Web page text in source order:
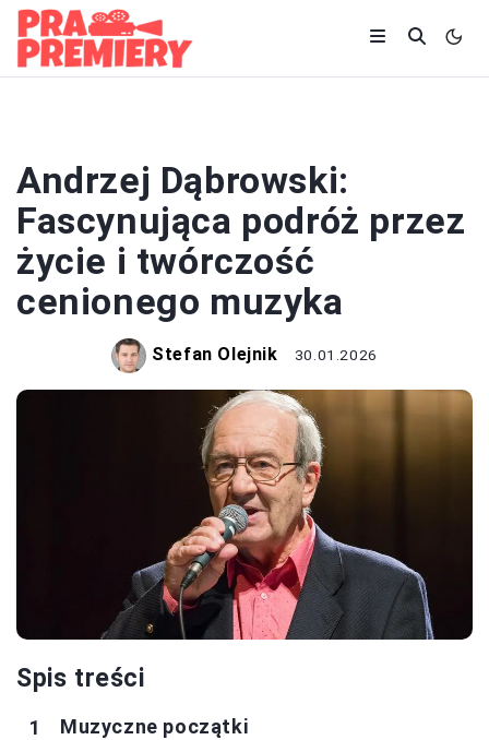
Andrzej Dąbrowski:
Fascynująca podróż przez
życie i twórczość
cenionego muzyka
Stefan Olejnik 30.01.2026
Spis treści
Muzyczne początki